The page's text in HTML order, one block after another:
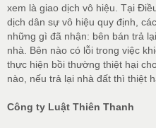
xem là giao dịch vô hiệu. Tại
dịch dân sự vô hiệu quy định,
những gì đã nhận: bên bán trả
nhà. Bên nào có lỗi trong việc
thực hiện bồi thường thiệt hại
nào, nếu trả lại nhà đất thì thiệt
Công ty Luật Thiên Thanh